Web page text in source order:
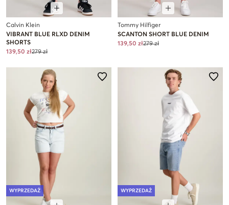
Calvin Klein
VIBRANT BLUE RLXD DENIM
SHORTS
139,50 zł279 zł
Tommy Hilfiger
SCANTON SHORT BLUE DENIM
139,50 zł279 zł
WYPRZEDAŻ WYPRZEDAŻ